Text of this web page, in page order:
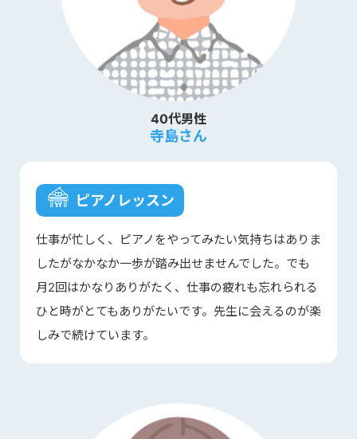
40代男性
寺島さん
ピアノレッスン
仕事が忙しく、ピアノをやってみたい気持ちはありま
したがなかなか一歩が踏み出せませんでした。でも
月2回はかなりありがたく、仕事の疲れも忘れられる
ひと時がとてもありがたいです。先生に会えるのが楽
しみで続けています。